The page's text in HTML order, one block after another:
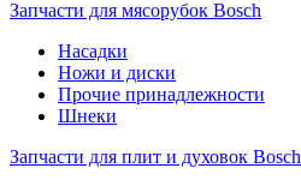
Запчасти для мясорубок Bosch
Насадки
Ножи и диски
Прочие принадлежности
Шнеки
Запчасти для плит и духовок Bosch